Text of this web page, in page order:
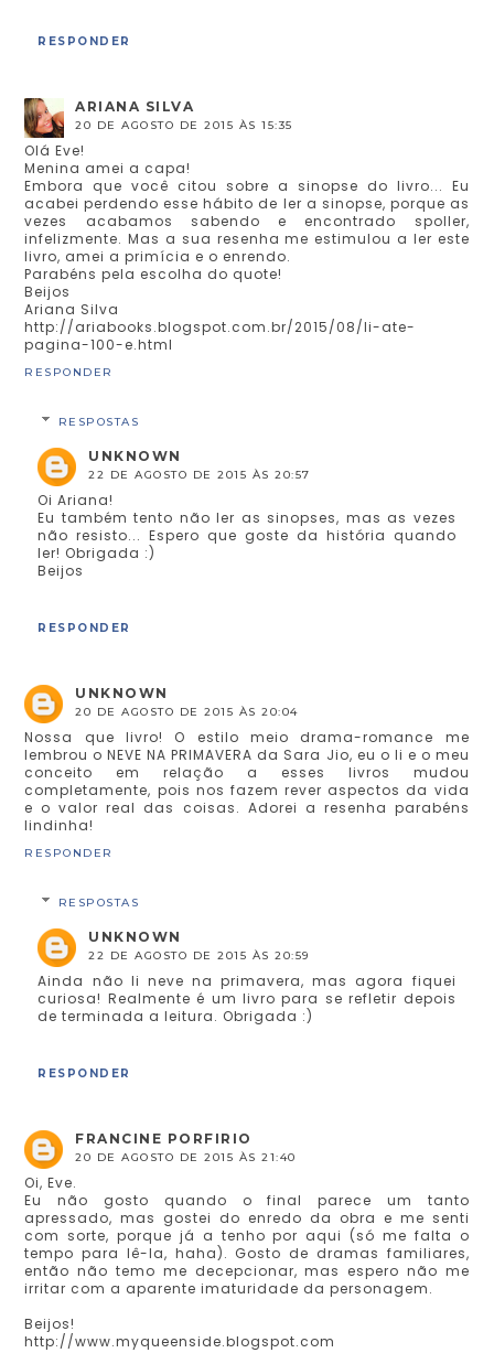
RESPONDER
ARIANA SILVA
20 DE AGOSTO DE 2015 ÀS 15:35
Olá Eve!
Menina amei a capa!
Embora que você citou sobre a sinopse do livro... Eu
acabei perdendo esse hábito de ler a sinopse, porque as
vezes acabamos sabendo e encontrado spoller,
infelizmente. Mas a sua resenha me estimulou a ler este
livro, amei a primícia e o enrendo.
Parabéns pela escolha do quote!
Beijos
Ariana Silva
http://ariabooks.blogspot.com.br/2015/08/li-ate-
pagina-100-e.html
RESPONDER
RESPOSTAS
UNKNOWN
22 DE AGOSTO DE 2015 ÀS 20:57
Oi Ariana!
Eu também tento não ler as sinopses, mas as vezes
não resisto... Espero que goste da história quando
ler! Obrigada :)
Beijos
RESPONDER
UNKNOWN
20 DE AGOSTO DE 2015 ÀS 20:04
Nossa que livro! O estilo meio drama-romance me
lembrou o NEVE NA PRIMAVERA da Sara Jio, eu o li e o meu
conceito em relação a esses livros mudou
completamente, pois nos fazem rever aspectos da vida
e o valor real das coisas. Adorei a resenha parabéns
lindinha!
RESPONDER
RESPOSTAS
UNKNOWN
22 DE AGOSTO DE 2015 ÀS 20:59
Ainda não li neve na primavera, mas agora fiquei
curiosa! Realmente é um livro para se refletir depois
de terminada a leitura. Obrigada :)
RESPONDER
FRANCINE PORFIRIO
20 DE AGOSTO DE 2015 ÀS 21:40
Oi, Eve.
Eu não gosto quando o final parece um tanto
apressado, mas gostei do enredo da obra e me senti
com sorte, porque já a tenho por aqui (só me falta o
tempo para lê-la, haha). Gosto de dramas familiares,
então não temo me decepcionar, mas espero não me
irritar com a aparente imaturidade da personagem.
Beijos!
http://www.myqueenside.blogspot.com